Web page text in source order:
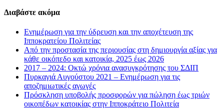
Διαβάστε ακόμα
Ενημέρωση για την ύδρευση και την αποχέτευση της
Ιπποκρατείου Πολιτείας
Από την προστασία της περιουσίας στη δημιουργία αξίας για
κάθε οικόπεδο και κατοικία, 2025 έως 2026
2017 – 2024: Οκτώ χρόνια ανασυγκρότησης του ΣΔΙΠ
Πυρκαγιά Αυγούστου 2021 – Ενημέρωση για τις
αποζημιωτικές αγωγές
Πρόσκληση υποβολής προσφορών για πώληση έως τριών
οικοπέδων κατοικίας στην Ιπποκράτειο Πολιτεία